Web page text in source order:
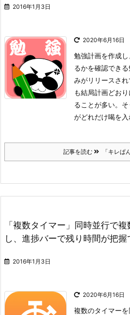
2016年1月3日
2020年6月16日
勉強計画を作成
るかを確認でき
みがリリースされ
も結局計画どお
ることが多い。
がどれだけ喝を入
記事を読む 「キレぱ
「複数タイマー」同時並行で
し、進捗バーで残り時間が把握
2016年1月3日
2020年6月16日
複数のタイマー